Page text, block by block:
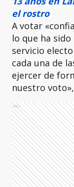
el rostro
A votar
lo que ha
servicio
cada una de
ejercer de
nuestro
Ads